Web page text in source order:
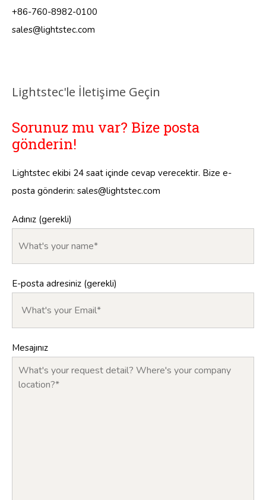
+86-760-8982-0100
sales@lightstec.com
Lightstec'le İletişime Geçin
Sorunuz mu var? Bize posta
gönderin!
Lightstec ekibi 24 saat içinde cevap verecektir. Bize e-
posta gönderin: sales@lightstec.com
Adınız (gerekli)
E-posta adresiniz (gerekli)
Mesajınız